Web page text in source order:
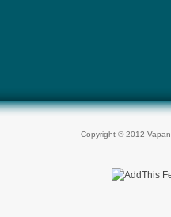
Copyright © 2012